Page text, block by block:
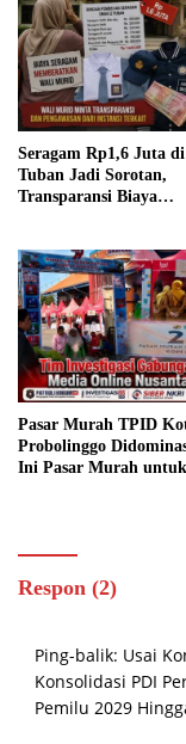
Seragam Rp1,6 Juta
Tuban Jadi Sorotan,
Transparansi Biaya
Pasar Murah TPID
Probolinggo
Ini Pasar Murah
Respon (2)
Ping-balik: Usai
Konsolidasi PDI
Pemilu 2029